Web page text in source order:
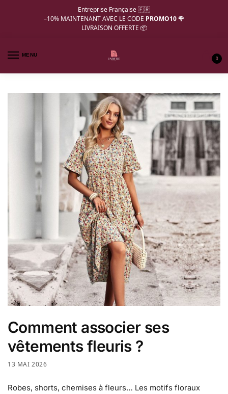
Entreprise Française 🇫🇷
–10% MAINTENANT AVEC LE CODE PROMO10 🌹
LIVRAISON OFFERTE 📦
MENU
0
Comment associer ses
vêtements fleuris ?
13 MAI 2026
Robes, shorts, chemises à fleurs… Les motifs floraux